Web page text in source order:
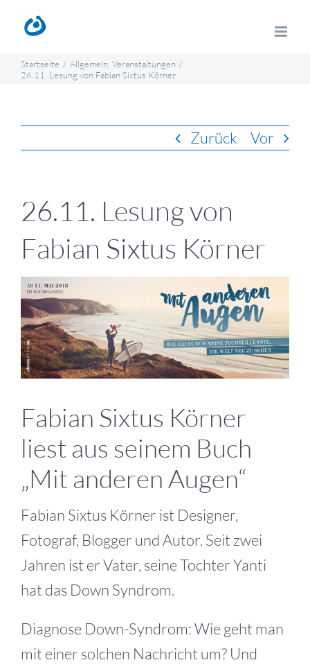
Inhalt
springen
Startseite Allgemein Veranstaltungen
26.11. Lesung von Fabian Sixtus Körner
Zurück Vor
26.11. Lesung von
Fabian Sixtus Körner
Zeige
grösseres
Bild
Fabian Sixtus Körner
liest aus seinem Buch
„Mit anderen Augen“
Fabian Sixtus Körner ist Designer,
Fotograf, Blogger und Autor. Seit zwei
Jahren ist er Vater, seine Tochter Yanti
hat das Down Syndrom.
Diagnose Down-Syndrom: Wie geht man
mit einer solchen Nachricht um? Und